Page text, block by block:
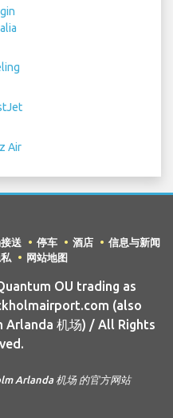
送 停车 酒店
信息与新闻
网站地图
OU trading as
(also
Arlanda 机场) / All Rights
Arlanda 机场 的官方网站